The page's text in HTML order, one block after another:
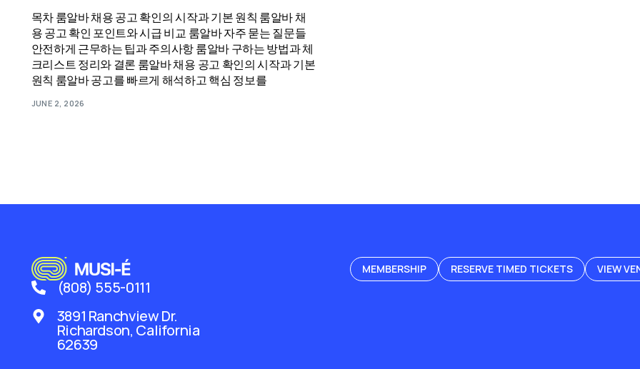
목차 룸알바 채용 공고 확인의 시작과 기본 원칙 룸알바 채
용 공고 확인 포인트와 시급 비교 룸알바 자주 묻는 질문들
안전하게 근무하는 팁과 주의사항 룸알바 구하는 방법과 체
크리스트 정리와 결론 룸알바 채용 공고 확인의 시작과 기본
원칙 룸알바 공고를 빠르게 해석하고 핵심 정보를
JUNE 2, 2026
(808) 555-0111
3891 Ranchview Dr.
Richardson, California
62639
MEMBERSHIP RESERVE TIMED TICKETS VIEW